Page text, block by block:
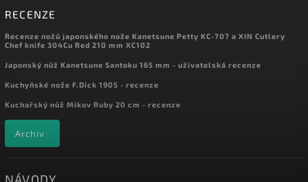
RECENZE
Recenze nožů japonského nože Kanetsune Petty KC-707 a XIN Cutlery
Chef knife 304Cu Red 210 mm XC102
Japonský nůž Kanetsune Santoku 165 mm - uživatelská recenze
Kuchyňské nože F.Dick 1905 - recenze
Kuchařský nůž Mikov Ruby 20 cm - recenze
Archiv